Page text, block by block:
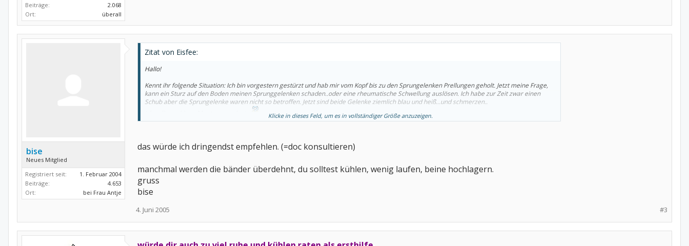
Beiträge:
2.068
Ort:
überall
bise
Neues Mitglied
Registriert seit:
1. Februar 2004
Beiträge:
4.653
Ort:
bei Frau Antje
Zitat von Eisfee:
Hallo!
Kennt ihr folgende Situation: Ich bin vorgestern gestürzt und hab mir vom Kopf bis zu den Sprungelenken Prellungen geholt. Jetzt meine Frage,
kann ein Sturz auf den Boden meinen Sprunggelenken schaden..oder eine rheumatische Schwellung auslösen. Ich habe zur Zeit zwar einen
Schub aber die Sprungelenke waren nicht so betroffen. Jetzt sind beide Gelenke ziemlich blau und heiß...und schmerzen..
Klicke in dieses Feld, um es in vollständiger Größe anzuzeigen.
das würde ich dringendst empfehlen. (=doc konsultieren)
manchmal werden die bänder überdehnt, du solltest kühlen, wenig laufen, beine hochlagern.
gruss
bise
#3
4. Juni 2005